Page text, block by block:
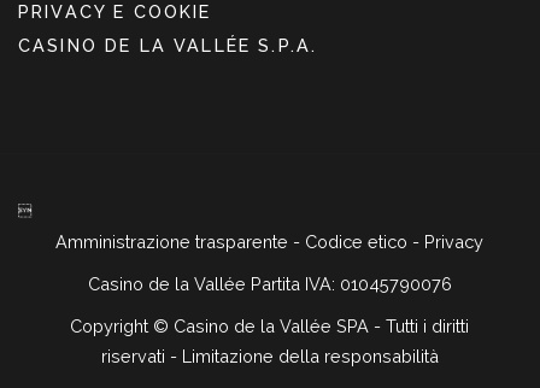
PRIVACY E COOKIE
CASINO DE LA VALLÉE S.P.A.

Amministrazione trasparente - Codice etico - Privacy
Casino de la Vallée Partita IVA: 01045790076
Copyright © Casino de la Vallée SPA - Tutti i diritti
riservati - Limitazione della responsabilità